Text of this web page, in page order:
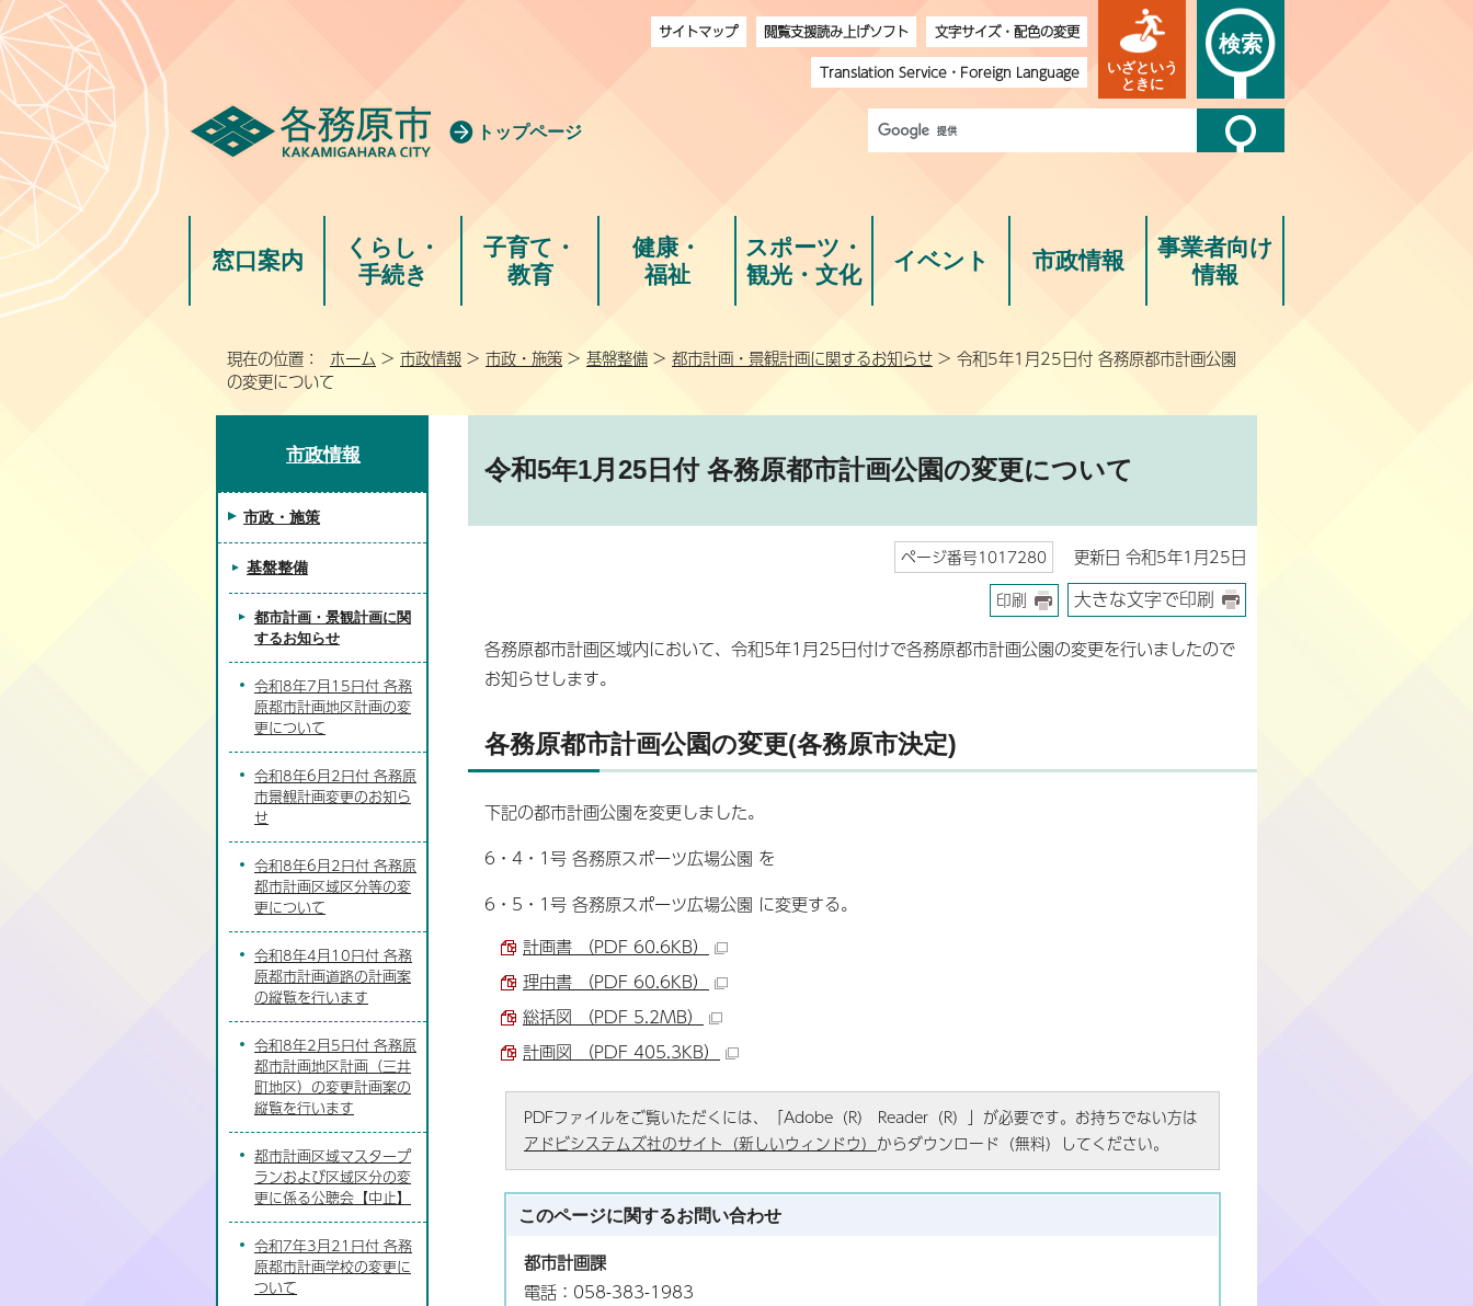
トップページ
サイトマップ 閲覧支援読み上げソフト
文字サイズ・配色の変更
Translation Service・ Foreign Language
いざという
ときに
検索
窓口案内
くらし・
手続き
子育て・
教育
健康・
福祉
スポーツ・
観光・文化
イベント 市政情報
事業者向け
情報
現在の位置： ホーム > 市政情報 > 市政・施策 > 基盤整備 > 都市計画・景観計画に関するお知らせ > 令和5年1月25日付 各務原都市計画公園
の変更について
令和5年1月25日付 各務原都市計画公園の変更について
ページ番号1017280 更新日 令和5年1月25日
印刷 大きな文字で印刷
各務原都市計画区域内において、令和5年1月25日付けで各務原都市計画公園の変更を行いましたので
お知らせします。
各務原都市計画公園の変更(各務原市決定)
下記の都市計画公園を変更しました。
6・4・1号 各務原スポーツ広場公園 を
6・5・1号 各務原スポーツ広場公園 に変更する。
計画書 （PDF 60.6KB）
理由書 （PDF 60.6KB）
総括図 （PDF 5.2MB）
計画図 （PDF 405.3KB）
PDFファイルをご覧いただくには、「Adobe（R） Reader（R）」が必要です。お持ちでない方は
アドビシステムズ社のサイト（新しいウィンドウ） からダウンロード（無料）してください。
このページに関するお問い合わせ
都市計画課
電話：058-383-1983
市政情報
市政・施策
基盤整備
都市計画・景観計画に関
するお知らせ
令和8年7月15日付 各務
原都市計画地区計画の変
更について
令和8年6月2日付 各務原
市景観計画変更のお知ら
せ
令和8年6月2日付 各務原
都市計画区域区分等の変
更について
令和8年4月10日付 各務
原都市計画道路の計画案
の縦覧を行います
令和8年2月5日付 各務原
都市計画地区計画（三井
町地区）の変更計画案の
縦覧を行います
都市計画区域マスタープ
ランおよび区域区分の変
更に係る公聴会【中止】
令和7年3月21日付 各務
原都市計画学校の変更に
ついて